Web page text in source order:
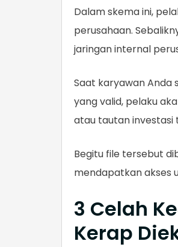
Dalam skema ini,
perusahaan.
jaringan internal
Saat karyawan Anda
yang valid, pelaku
atau tautan investasi
Begitu file tersebut
mendapatkan akses
3 Celah
Kerap